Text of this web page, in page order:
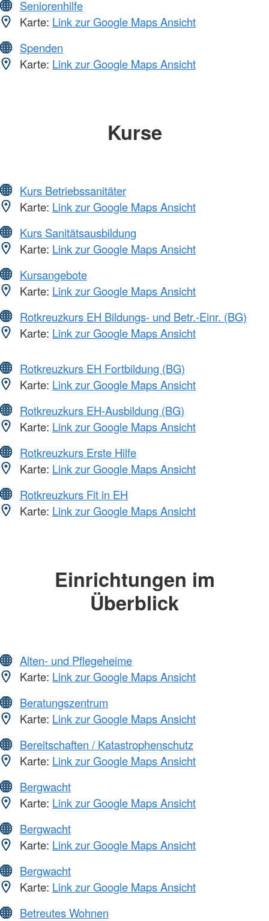
Seniorenhilfe
Karte: Link zur Google Maps Ansicht
Spenden
Karte: Link zur Google Maps Ansicht
Kurse
Kurs Betriebssanitäter
Karte: Link zur Google Maps Ansicht
Kurs Sanitätsausbildung
Karte: Link zur Google Maps Ansicht
Kursangebote
Karte: Link zur Google Maps Ansicht
Rotkreuzkurs EH Bildungs- und Betr.-Einr. (BG)
Karte: Link zur Google Maps Ansicht
Rotkreuzkurs EH Fortbildung (BG)
Karte: Link zur Google Maps Ansicht
Rotkreuzkurs EH-Ausbildung (BG)
Karte: Link zur Google Maps Ansicht
Rotkreuzkurs Erste Hilfe
Karte: Link zur Google Maps Ansicht
Rotkreuzkurs Fit in EH
Karte: Link zur Google Maps Ansicht
Einrichtungen im
Überblick
Alten- und Pflegeheime
Karte: Link zur Google Maps Ansicht
Beratungszentrum
Karte: Link zur Google Maps Ansicht
Bereitschaften / Katastrophenschutz
Karte: Link zur Google Maps Ansicht
Bergwacht
Karte: Link zur Google Maps Ansicht
Bergwacht
Karte: Link zur Google Maps Ansicht
Bergwacht
Karte: Link zur Google Maps Ansicht
Betreutes Wohnen